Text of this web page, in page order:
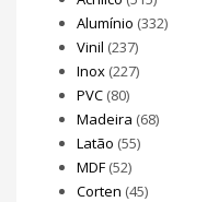
Alumínio (332)
Vinil (237)
Inox (227)
PVC (80)
Madeira (68)
Latão (55)
MDF (52)
Corten (45)